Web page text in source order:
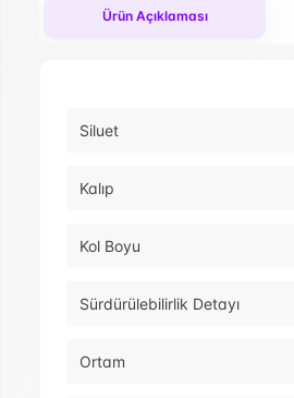
Ürün Açıklaması
Siluet
Kalıp
Kol Boyu
Sürdürülebilirlik Detayı
Ortam